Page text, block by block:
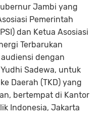
Jambi yang
Pemerintah
dan Ketua Asosiasi
Terbarukan
audiensi dengan
Sadewa, untuk
Daerah (TKD) yang
bertempat di Kantor
Indonesia, Jakarta